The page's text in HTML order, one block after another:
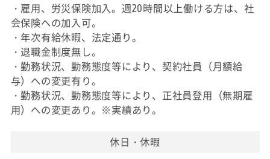
・雇用、労災保険加入。週20時間以上働ける方は、社
会保険への加入可。
・年次有給休暇、法定通り。
・退職金制度無し。
・勤務状況、勤務態度等により、契約社員（月額給
与）への変更有り。
・勤務状況、勤務態度等により、正社員登用（無期雇
用）への変更あり。※実績あり。
休日・休暇